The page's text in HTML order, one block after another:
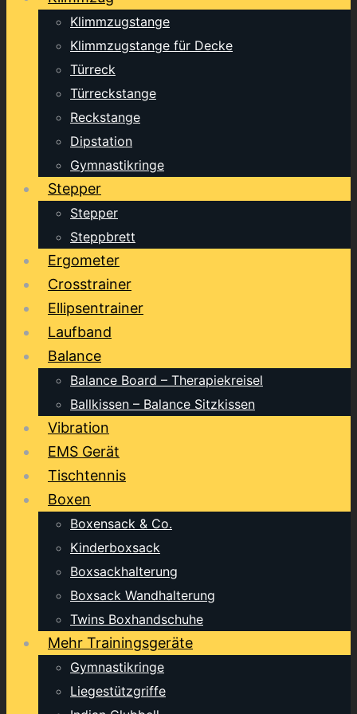
Klimmzugstange
Klimmzugstange für Decke
Türreck
Türreckstange
Reckstange
Dipstation
Gymnastikringe
Stepper
Stepper
Steppbrett
Ergometer
Crosstrainer
Ellipsentrainer
Laufband
Balance
Balance Board – Therapiekreisel
Ballkissen – Balance Sitzkissen
Vibration
EMS Gerät
Tischtennis
Boxen
Boxensack & Co.
Kinderboxsack
Boxsackhalterung
Boxsack Wandhalterung
Twins Boxhandschuhe
Mehr Trainingsgeräte
Gymnastikringe
Liegestützgriffe